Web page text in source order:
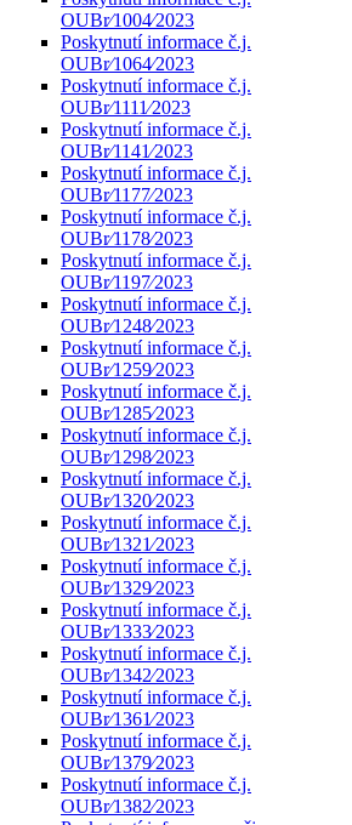
OUBr⁄1004⁄2023
Poskytnutí informace č.j.
OUBr⁄1064⁄2023
Poskytnutí informace č.j.
OUBr⁄1111⁄2023
Poskytnutí informace č.j.
OUBr⁄1141⁄2023
Poskytnutí informace č.j.
OUBr⁄1177⁄2023
Poskytnutí informace č.j.
OUBr⁄1178⁄2023
Poskytnutí informace č.j.
OUBr⁄1197⁄2023
Poskytnutí informace č.j.
OUBr⁄1248⁄2023
Poskytnutí informace č.j.
OUBr⁄1259⁄2023
Poskytnutí informace č.j.
OUBr⁄1285⁄2023
Poskytnutí informace č.j.
OUBr⁄1298⁄2023
Poskytnutí informace č.j.
OUBr⁄1320⁄2023
Poskytnutí informace č.j.
OUBr⁄1321⁄2023
Poskytnutí informace č.j.
OUBr⁄1329⁄2023
Poskytnutí informace č.j.
OUBr⁄1333⁄2023
Poskytnutí informace č.j.
OUBr⁄1342⁄2023
Poskytnutí informace č.j.
OUBr⁄1361⁄2023
Poskytnutí informace č.j.
OUBr⁄1379⁄2023
Poskytnutí informace č.j.
OUBr⁄1382⁄2023